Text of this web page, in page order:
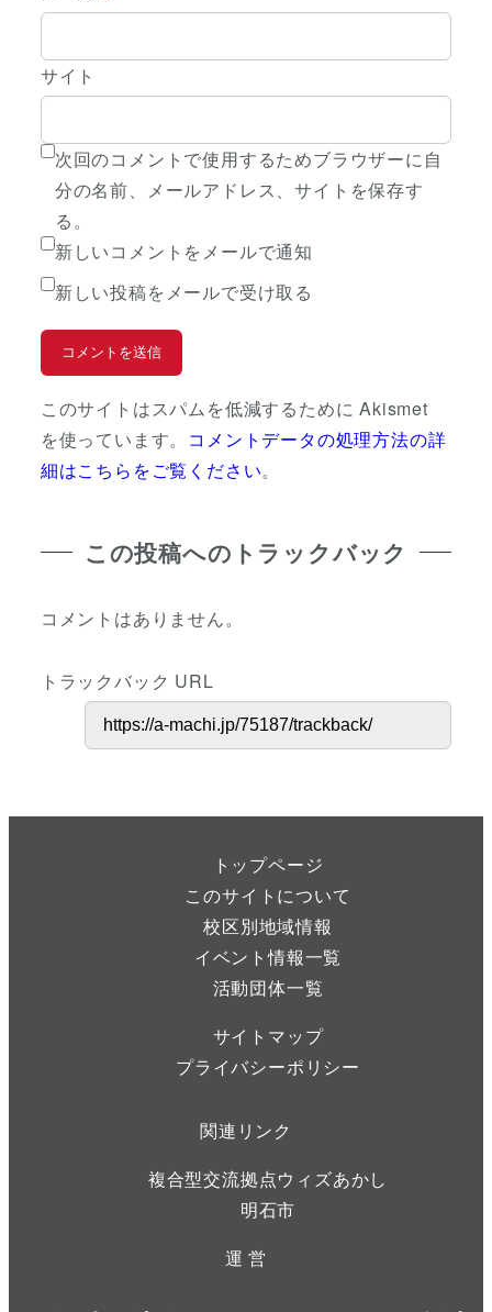
サイト
次回のコメントで使用するためブラウザーに自
分の名前、メールアドレス、サイトを保存す
る。
新しいコメントをメールで通知
新しい投稿をメールで受け取る
このサイトはスパムを低減するために Akismet
を使っています。 コメントデータの処理方法の詳
細はこちらをご覧ください。
この投稿へのトラックバック
コメントはありません。
トラックバック URL
トップページ
このサイトについて
校区別地域情報
イベント情報一覧
活動団体一覧
サイトマップ
プライバシーポリシー
関連リンク
複合型交流拠点ウィズあかし
明石市
運 営